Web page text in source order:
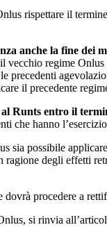
rispettare il
anche la fine
regime
il precedente
Runts entro il
che hanno
possibile
degli effetti
procedere a
si rinvia